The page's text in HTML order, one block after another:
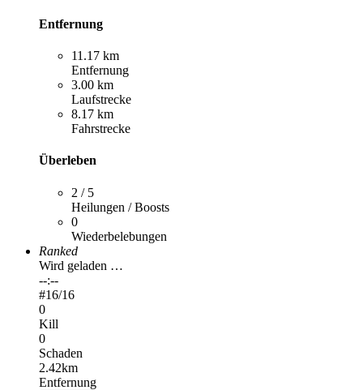
Entfernung
11.17 km
Entfernung
3.00 km
Laufstrecke
8.17 km
Fahrstrecke
Überleben
2 / 5
Heilungen / Boosts
0
Wiederbelebungen
Ranked
Wird geladen …
--:--
#16/16
0
Kill
0
Schaden
2.42km
Entfernung